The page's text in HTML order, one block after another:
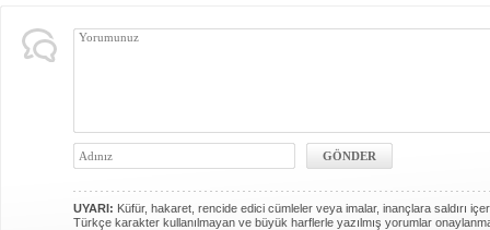
UYARI: Küfür, hakaret, rencide edici cümleler veya imalar, inançlara saldırı
Türkçe karakter kullanılmayan ve büyük harflerle yazılmış yorumlar